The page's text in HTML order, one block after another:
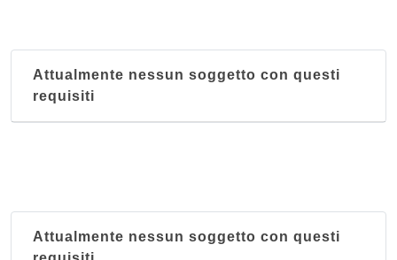
Attualmente nessun soggetto con questi
requisiti
Attualmente nessun soggetto con questi